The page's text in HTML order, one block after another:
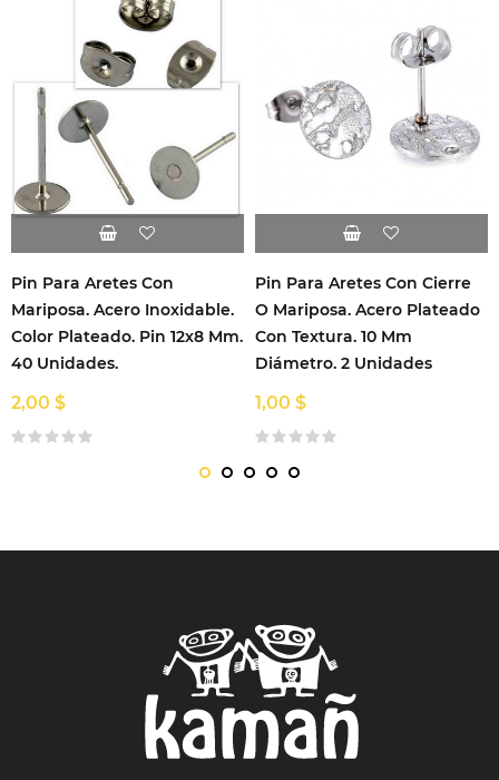
Pin Para Aretes Con
Mariposa. Acero Inoxidable.
Color Plateado. Pin 12x8 Mm.
40 Unidades.
2,00 $
Pin Para Aretes Con Cierre
O Mariposa. Acero Plateado
Con Textura. 10 Mm
Diámetro. 2 Unidades
1,00 $